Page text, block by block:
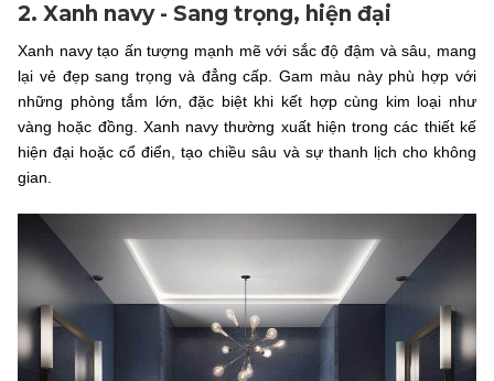
2. Xanh navy - Sang trọng, hiện đại
Xanh navy tạo ấn tượng mạnh mẽ với sắc độ đậm và sâu, mang
lại vẻ đẹp sang trọng và đẳng cấp. Gam màu này phù hợp với
những phòng tắm lớn, đặc biệt khi kết hợp cùng kim loại như
vàng hoặc đồng. Xanh navy thường xuất hiện trong các thiết kế
hiện đại hoặc cổ điển, tạo chiều sâu và sự thanh lịch cho không
gian.